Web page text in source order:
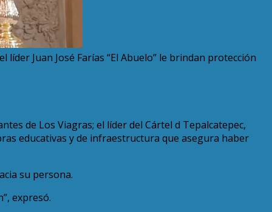
líder Juan José Farías “El Abuelo” le brindan protección
de Los Viagras; el líder del Cártel d Tepalcatepec,
educativas y de infraestructura que asegura haber
su persona.
expresó.